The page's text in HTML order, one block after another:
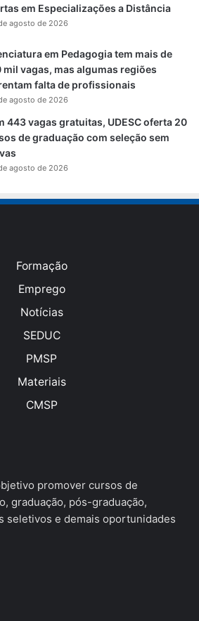
em Especializações a Distância
agosto de 2026
em Pedagogia tem mais de
mil vagas, mas algumas regiões
falta de profissionais
agosto de 2026
443 vagas gratuitas, UDESC oferta 20
de graduação com seleção sem
agosto de 2026
Formação
Emprego
Notícias
SEDUC
PMSP
Materiais
CMSP
promover cursos de
graduação, pós-graduação,
seletivos e demais oportunidades